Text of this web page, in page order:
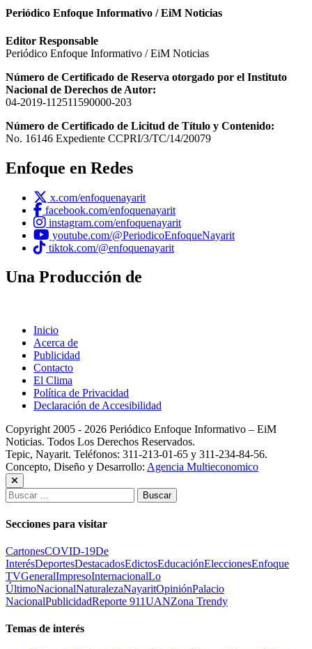
Periódico Enfoque Informativo / EiM Noticias
Editor Responsable
Periódico Enfoque Informativo / EiM Noticias
Número de Certificado de Reserva otorgado por el Instituto
Nacional de Derechos de Autor:
04-2019-112511590000-203
Número de Certificado de Licitud de Título y Contenido:
No. 16146 Expediente CCPRI/3/TC/14/20079
Enfoque en Redes
x.com/enfoquenayarit
facebook.com/enfoquenayarit
instagram.com/enfoquenayarit
youtube.com/@PeriodicoEnfoqueNayarit
tiktok.com/@enfoquenayarit
Una Producción de
Inicio
Acerca de
Publicidad
Contacto
El Clima
Política de Privacidad
Declaración de Accesibilidad
Copyright 2005 - 2026 Periódico Enfoque Informativo – EiM
Noticias. Todos Los Derechos Reservados.
Tepic, Nayarit. Teléfonos: 311-213-01-65 y 311-234-84-56.
Concepto, Diseño y Desarrollo: Agencia Multieconomico
Buscar:
Secciones para visitar
CartonesCOVID-19De
InterésDeportesDestacadosEdictosEducaciónEleccionesEnfoque
TVGeneralImpresoInternacionalLo
ÚltimoNacionalNaturalezaNayaritOpiniónPalacio
NacionalPublicidadReporte 911UANZona Trendy
Temas de interés